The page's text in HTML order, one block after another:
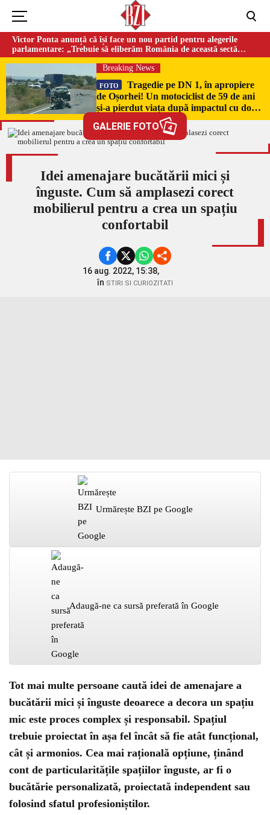
Victor Ponta anunță că își face un nou partid pentru alegerile
parlamentare: „Trebuie să eliberăm România de această sectă
globalistă”
Breaking News
FOTO
Tragedie pe DN 1, în apropiere
de Oșorhei! Un motociclist de 59 de ani
și-a pierdut viața după impactul cu două
GALERIE FOTO 4
Idei amenajare bucătării mici și
înguste. Cum să amplasezi corect
mobilierul pentru a crea un spațiu
confortabil
16 aug. 2022, 15:38,
în STIRI SI CURIOZITATI
Urmărește BZI pe Google
Adaugă-ne ca sursă preferată în Google
Tot mai multe persoane caută idei de amenajare a
bucătării mici și înguste deoarece a decora un spațiu
mic este proces complex și responsabil. Spațiul
trebuie proiectat în așa fel încât să fie atât funcțional,
cât și armonios. Cea mai rațională opțiune, ținând
cont de particularitățile spațiilor înguste, ar fi o
bucătărie personalizată, proiectată independent sau
folosind sfatul profesioniștilor.